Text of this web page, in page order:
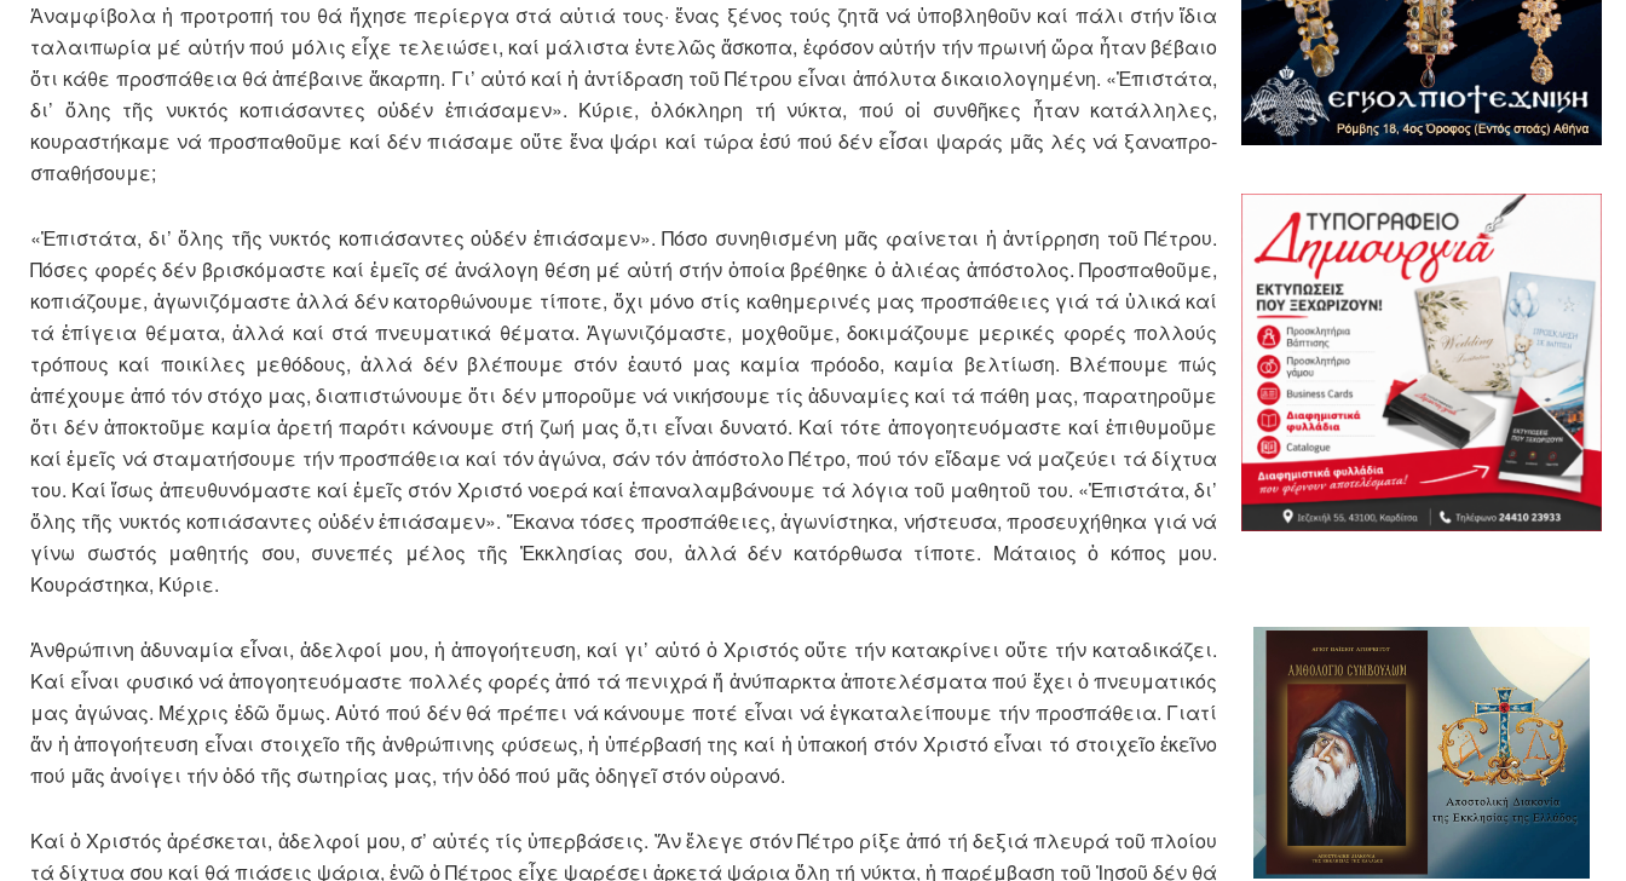
Ἀναμφίβολα ἡ προτροπή του θά ἤχησε περίεργα στά αὐτιά τους· ἕνας ξένος τούς ζητᾶ νά ὑποβληθοῦν καί πάλι στήν ἴδια
τα­λαιπωρία μέ αὐτήν πού μόλις εἶχε τε­λειώσει, καί μάλιστα ἐντελῶς ἄσκοπα, ἐφό­σον αὐτήν τήν πρωινή ὥρα ἦταν βέ­βαιο
ὅτι κάθε προσπά­θεια θά ἀπέβαινε ἄκαρπη. Γι’ αὐτό καί ἡ ἀντίδραση τοῦ Πέ­τρου εἶναι ἀπόλυτα δικαιολο­γη­μένη. «Ἐπι­στάτα,
δι’ ὅλης τῆς νυκτός κοπιάσα­ν­τες οὐδέν ἐπιάσαμεν». Κύριε, ὁλόκλη­ρη τή νύκτα, πού οἱ συνθῆκες ἦταν κατάλ­λη­λες,
κουραστήκαμε νά προσπαθοῦμε καί δέν πιάσαμε οὔτε ἕνα ψάρι καί τώρα ἐσύ πού δέν εἶσαι ψαράς μᾶς λές νά ξαναπρο­
σπα­θή­σου­με;
«Ἐπιστάτα, δι’ ὅλης τῆς νυκτός κοπιά­σαντες οὐδέν ἐπιάσαμεν». Πόσο συνηθι­σμέ­νη μᾶς φαίνεται ἡ ἀντίρρηση τοῦ Πέ­τρου.
Πόσες φορές δέν βρισκόμαστε καί ἐμεῖς σέ ἀνάλογη θέση μέ αὐτή στήν ὁ­ποία βρέθηκε ὁ ἁλιέας ἀπόστολος. Προ­σπα­θοῦμε,
κοπιά­ζου­με, ἀγωνιζόμαστε ἀλ­λά δέν κατορθώνουμε τίποτε, ὄχι μόνο στίς καθημερινές μας προσπάθειες γιά τά ὑλικά καί
τά ἐπίγεια θέματα, ἀλλά καί στά πνευματικά θέματα. Ἀγωνιζόμαστε, μο­χθοῦ­με, δοκιμάζουμε μερικές φορές πολ­λούς
τρόπους καί ποικίλες μεθόδους, ἀλ­λά δέν βλέπουμε στόν ἑαυτό μας καμία πρό­οδο, καμία βελτίωση. Βλέπουμε πώς
ἀπέχουμε ἀπό τόν στόχο μας, διαπιστώ­νου­με ὅτι δέν μποροῦμε νά νικήσουμε τίς ἀδυναμίες καί τά πάθη μας, παρατηροῦμε
ὅτι δέν ἀποκτοῦμε καμία ἀρετή παρότι κάνουμε στή ζωή μας ὅ,τι εἶναι δυνατό. Καί τότε ἀπο­γοητευόμαστε καί ἐπιθυμοῦ­με
καί ἐμεῖς νά σταματήσουμε τήν προ­σπά­­θεια καί τόν ἀγώνα, σάν τόν ἀπόστολο Πέτρο, πού τόν εἴδαμε νά μαζεύει τά δί­χτυα
του. Καί ἴσως ἀπευθυνόμαστε καί ἐμεῖς στόν Χριστό νοερά καί ἐπαναλαμ­βά­νου­με τά λόγια τοῦ μαθητοῦ του. «Ἐπι­στά­τα, δι’
ὅλης τῆς νυκτός κοπιά­σαντες οὐδέν ἐπιάσαμεν». Ἔκανα τόσες προσπά­θειες, ἀγωνίστηκα, νήστευσα, προ­σευχή­θη­κα γιά νά
γίνω σωστός μαθητής σου, συνεπές μέλος τῆς Ἐκκλησίας σου, ἀλλά δέν κατόρθωσα τίποτε. Μάταιος ὁ κόπος μου.
Κουράστηκα, Κύριε.
Ἀνθρώπινη ἀδυναμία εἶναι, ἀδελφοί μου, ἡ ἀπογοήτευση, καί γι’ αὐτό ὁ Χρι­στός οὔτε τήν κατακρίνει οὔτε τήν κατα­δικάζει.
Καί εἶναι φυσικό νά ἀπογοητευό­μαστε πολλές φορές ἀπό τά πενιχρά ἤ ἀνύπαρκτα ἀποτελέσματα πού ἔχει ὁ πνευ­ματικός
μας ἀγώνας. Μέχρις ἐδῶ ὅμως. Αὐτό πού δέν θά πρέπει νά κάνουμε ποτέ εἶναι νά ἐγκαταλείπουμε τήν προ­σπά­θεια. Γιατί
ἄν ἡ ἀπογοήτευση εἶναι στοι­χεῖο τῆς ἀνθρώπινης φύσεως, ἡ ὑπέρ­βασή της καί ἡ ὑπακοή στόν Χριστό εἶναι τό στοιχεῖο ἐκεῖνο
πού μᾶς ἀνοίγει τήν ὁδό τῆς σωτηρίας μας, τήν ὁδό πού μᾶς ὁδηγεῖ στόν οὐρανό.
Καί ὁ Χριστός ἀρέσκεται, ἀδελφοί μου, σ’ αὐτές τίς ὑπερβάσεις. Ἄν ἔλεγε στόν Πέτρο ρίξε ἀπό τή δεξιά πλευρά τοῦ πλοί­ου
τά δίχτυα σου καί θά πιάσεις ψάρια, ἐνῶ ὁ Πέτρος εἶχε ψαρέσει ἀρκετά ψάρια ὅλη τή νύκτα, ἡ παρέμβαση τοῦ Ἰησοῦ δέν θά